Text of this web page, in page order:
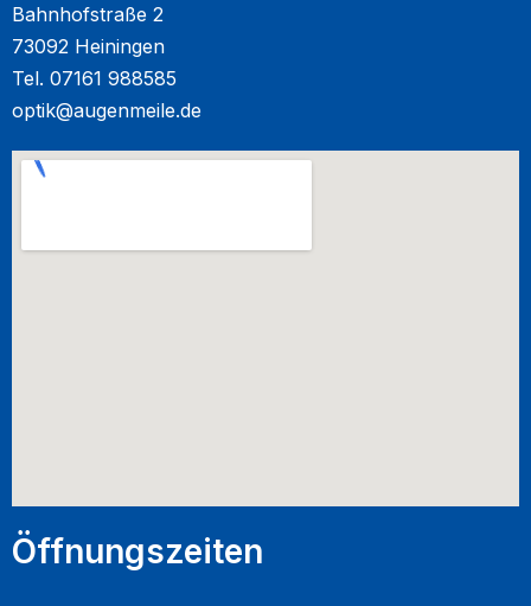
Bahnhofstraße 2
73092 Heiningen
Tel. 07161 988585
optik@augenmeile.de
Öffnungszeiten